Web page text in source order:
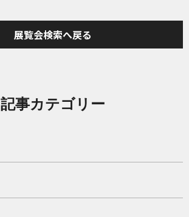
展覧会検索へ戻る
記事カテゴリー